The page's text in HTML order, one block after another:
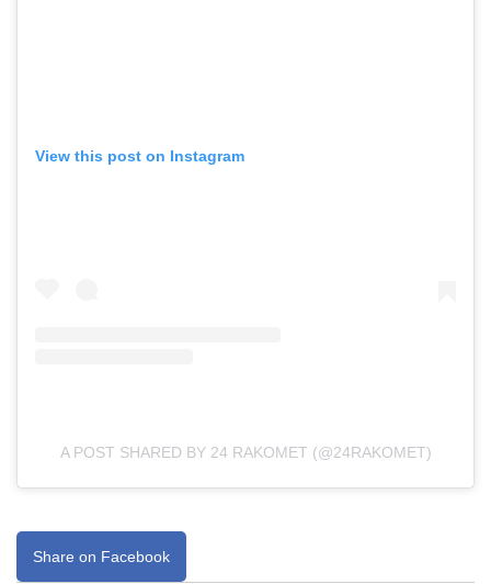
View this post on Instagram
A POST SHARED BY 24 RAKOMET (@24RAKOMET)
Share on Facebook